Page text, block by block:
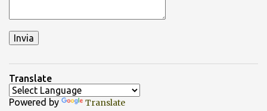
Translate
Powered by Translate